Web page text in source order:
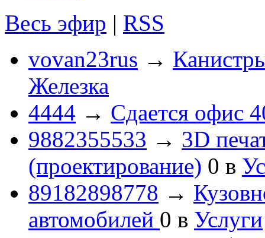
Весь эфир | RSS
vovan23rus →
Железка
4444 → Сдается офис
9882355533 → 3D
(проектирование) 0 в
89182898778 →
автомобилей 0 в Услуги